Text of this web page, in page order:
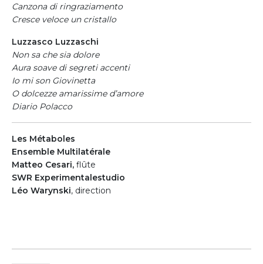
Canzona di ringraziamento
Cresce veloce un cristallo
Luzzasco Luzzaschi
Non sa che sia dolore
Aura soave di segreti accenti
Io mi son Giovinetta
O dolcezze amarissime d’amore
Diario Polacco
Les Métaboles
Ensemble Multilatérale
Matteo Cesari, flûte
SWR Experimentalestudio
Léo Warynski, direction